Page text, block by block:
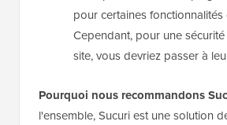
pour certaines
Cependant, pour une
site, vous devriez passer à
Pourquoi nous recommandons
l'ensemble, Sucuri est une solution